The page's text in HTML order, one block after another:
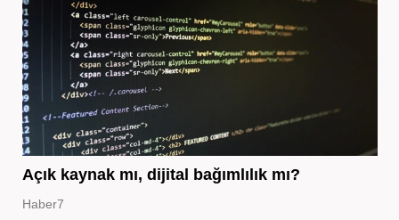
Açık kaynak mı, dijital bağımlılık mı?
Haber7